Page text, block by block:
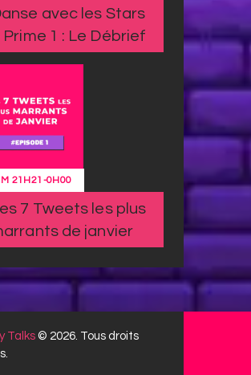
avec les Stars
Prime 1 : Le Débrief
21H21 -0H00
7 Tweets les plus
de janvier
Talks© 2026. Tous droits